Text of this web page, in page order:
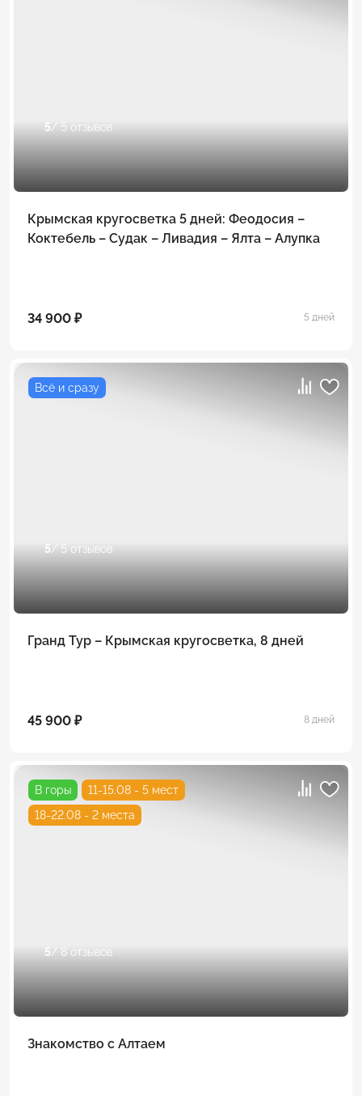
5/ 5 отзывов
Крымская кругосветка 5 дней: Феодосия –
Коктебель – Судак – Ливадия – Ялта – Алупка
34 900 ₽ 5 дней
Всё и сразу
5/ 5 отзывов
Гранд Тур – Крымская кругосветка, 8 дней
45 900 ₽ 8 дней
В горы
11-15.08 - 5 мест
18-22.08 - 2 места
5/ 8 отзывов
Знакомство с Алтаем